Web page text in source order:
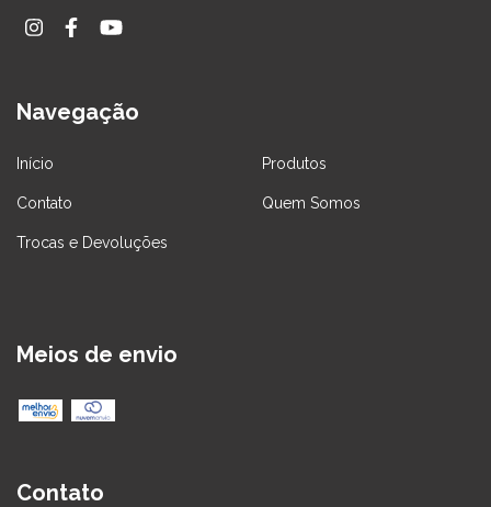
Navegação
Início Produtos
Contato Quem Somos
Trocas e Devoluções
Meios de envio
Contato